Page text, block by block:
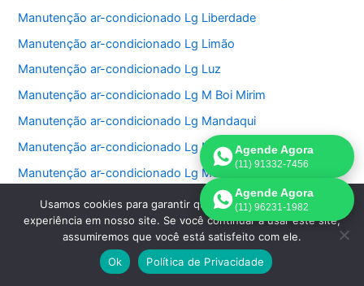
Manutenção ar-condicionado Lg Liberdade
Manutenção ar-condicionado Lg Limão
Manutenção ar-condicionado Lg Luz
Manutenção ar-condicionado Lg M Boi Mirim
Manutenção ar-condicionado Lg Mandaqui
Manutenção ar-condicionado Lg Moema
Manutenção ar-condicionado Lg Mooca
Manutenção ar-condicionado Lg Morumbi
Manutenção ar-condicionado Lg Pacaembu
Manutenção ar-condicionado Lg Paineiras do Morumbi
Manutenção ar-condicionado Lg Vila Sônia
Agende Agora
(11) 91332-7456
Agende Agora
(11) 96231-1982
Usamos cookies para garantir que oferecemos a melhor
experiência em nosso site. Se você continuar a usar este site,
assumiremos que você está satisfeito com ele.
Ok
Política de Privacidade